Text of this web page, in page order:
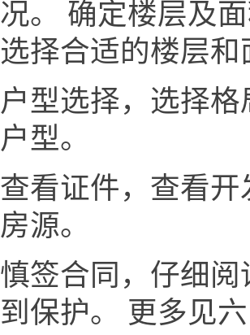
况。 确定楼层及
选择合适的楼层和
户型选择，选择
户型。
查看证件，查看
房源。
慎签合同，仔细
到保护。 更多见